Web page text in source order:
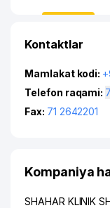
Kontaktlar
Mamlakat kodi:
Telefon raqami:
Fax: 71 2642201
Kompaniya
SHAHAR KLINIK